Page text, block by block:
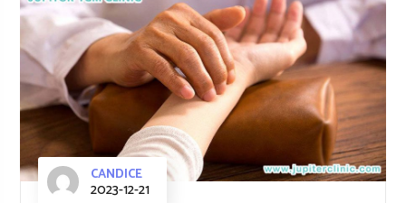
CANDICE
2023-12-21